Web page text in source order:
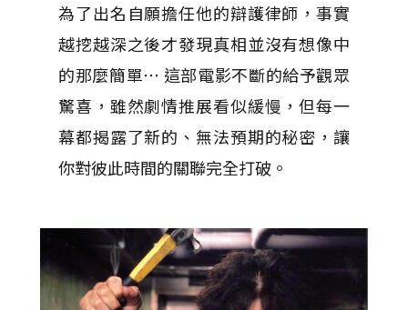
為了出名自願擔任他的辯護律師，事實
越挖越深之後才發現真相並沒有想像中
的那麼簡單⋯ 這部電影不斷的給予觀眾
驚喜，雖然劇情推展看似緩慢，但每一
幕都揭露了新的、無法預期的秘密，讓
你對彼此時間的關聯完全打破。